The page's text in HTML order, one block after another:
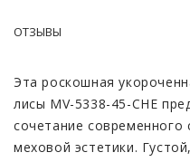
ОТЗЫВЫ
Эта роскошная
лисы MV-5338-45-CHE
сочетание современного
меховой эстетики.